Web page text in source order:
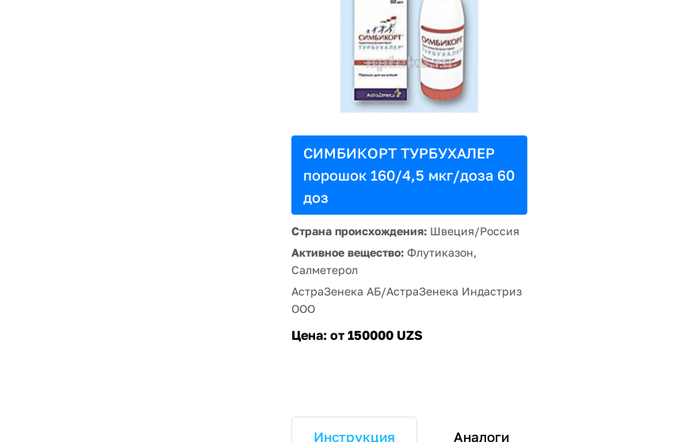
СИМБИКОРТ ТУРБУХАЛЕР
порошок 160/4,5 мкг/доза 60
доз
Страна происхождения:Швеция/Россия
Активное вещество:Флутиказон,
Салметерол
АстраЗенека АБ/АстраЗенека Индастриз
ООО
Цена: от 150000 UZS
Инструкция Аналоги